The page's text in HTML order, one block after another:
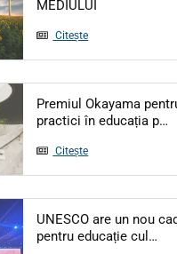
MEDIULUI
Citește
Premiul Okayama
practici în educația p…
Citește
UNESCO are un nou
pentru educație cul…